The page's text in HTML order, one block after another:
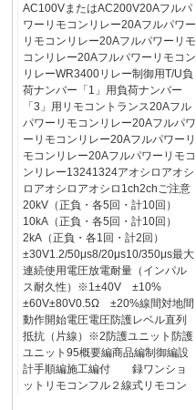
AC100VまたはAC200V20Aフルパ
ワーリモコンリレー20Aフルパワー
リモコンリレー20Aフルパワーリモ
コンリレー20Aフルパワーリモコン
リレーWR3400リレー制御用T/U負
荷ナンバー「1」用負荷ナンバー
「3」用リモコントランス20Aフル
パワーリモコンリレー20Aフルパワ
ーリモコンリレー20Aフルパワーリ
モコンリレー20Aフルパワーリモコ
ンリレー13241324アオシロアオシ
ロアオシロアオシロ1ch2chご注意
20kV（正負・各5回・計10回）
10kA（正負・各5回・計10回）
2kA（正負・各1回・計2回）
±30V1.2/50μs8/20μs10/350μs最大
連続使用電圧放電耐量（インパル
ス耐久性）※1±40V ±10%
±60V±80V0.5Ω ±20%線間対地間
動作開始電圧電圧防護レベル直列
抵抗（片線）※2防護ユニット防護
ユニット95概要編商品編制御編設
計手順編施工編付 録ワンショ
ットリモコンフル２線式リモコン